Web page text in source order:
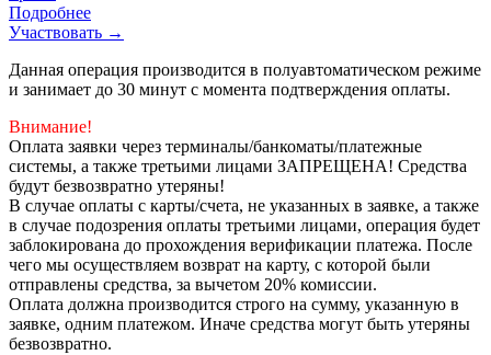
Подробнее
Участвовать →
Данная операция производится в полуавтоматическом режиме
и занимает до 30 минут с момента подтверждения оплаты.
Внимание!
Оплата заявки через терминалы/банкоматы/платежные
системы, а также третьими лицами ЗАПРЕЩЕНА! Средства
будут безвозвратно утеряны!
В случае оплаты с карты/счета, не указанных в заявке, а также
в случае подозрения оплаты третьими лицами, операция будет
заблокирована до прохождения верификации платежа. После
чего мы осуществляем возврат на карту, с которой были
отправлены средства, за вычетом 20% комиссии.
Оплата должна производится строго на сумму, указанную в
заявке, одним платежом. Иначе средства могут быть утеряны
безвозвратно.